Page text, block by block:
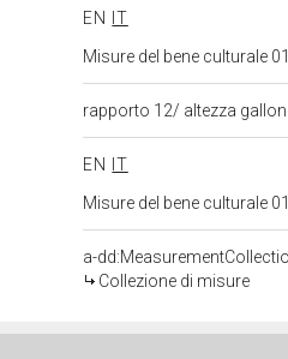
EN
IT
Misure del bene culturale
rapporto 12/ altezza
EN
IT
Misure del bene culturale
a-
Collezione di misure